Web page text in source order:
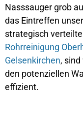
Nasssauger grob
das Eintreffen
strategisch
Rohrreinigung
Gelsenkirchen,
den potenziellen
effizient.